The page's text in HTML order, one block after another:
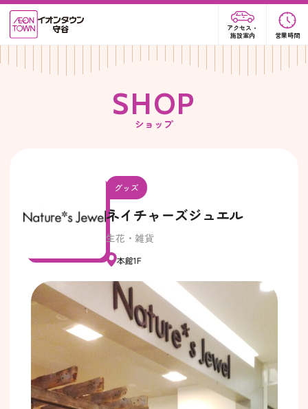
アクセス・
施設案内
営業時間
SHOP
ショップ
グッズ
ネイチャーズジュエル
生花・雑貨
本館1F